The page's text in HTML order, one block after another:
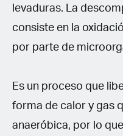
levaduras. La
consiste en la
por parte de
Es un proceso que
forma de calor y gas
anaeróbica, por lo